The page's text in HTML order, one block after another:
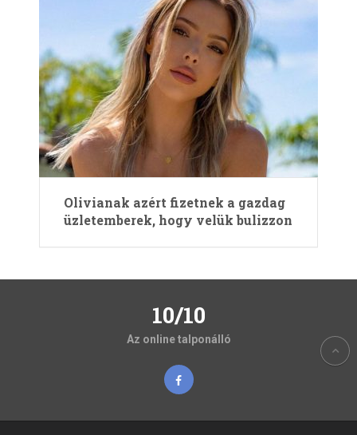
Olivianak azért fizetnek a gazdag
üzletemberek, hogy velük bulizzon
10/10
Az online talponálló